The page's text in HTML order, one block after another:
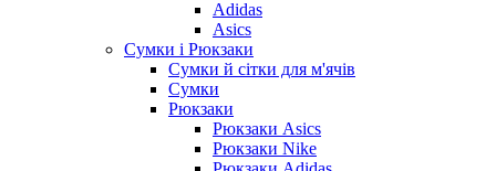
Adidas
Asics
Сумки і Рюкзаки
Сумки й сітки для м'ячів
Сумки
Рюкзаки
Рюкзаки Asics
Рюкзаки Nike